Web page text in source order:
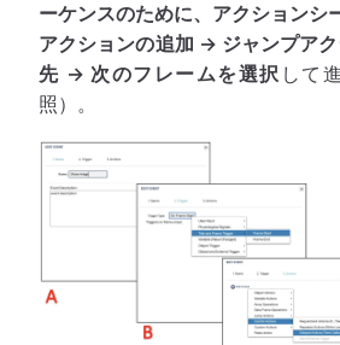
ーケンスのために、アクションシ
アクションの追加 → ジャンプア
先 → 次のフレームを選択 して
照）。